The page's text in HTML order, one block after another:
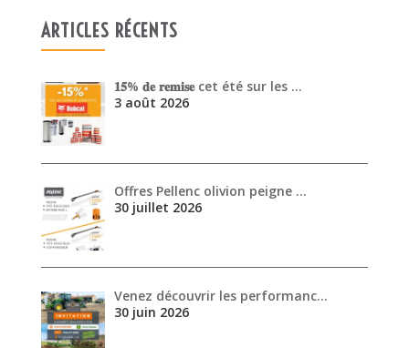
Offres Pellenc olivion peigne …
30 juin 2026
ARCHIVES
août 2026